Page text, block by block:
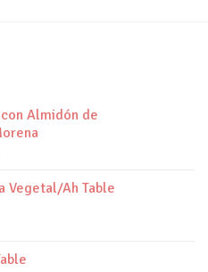
Almidón de
Vegetal/Ah Table